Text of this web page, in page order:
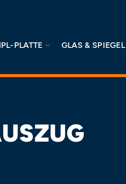
PLATTE GLAS & SPIEGEL